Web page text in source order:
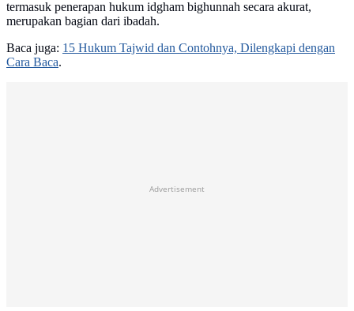
termasuk penerapan hukum idgham bighunnah secara akurat,
merupakan bagian dari ibadah.
Baca juga: 15 Hukum Tajwid dan Contohnya, Dilengkapi dengan
Cara Baca.
Advertisement